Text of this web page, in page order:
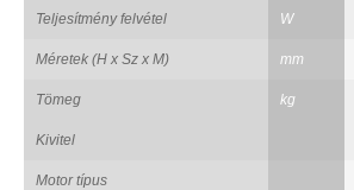
Teljesítmény felvétel W
Méretek (H x Sz x M) mm
Tömeg kg
Kivitel
Motor típus